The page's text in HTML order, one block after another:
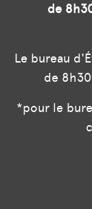
de
Le bureau
de
*pour le